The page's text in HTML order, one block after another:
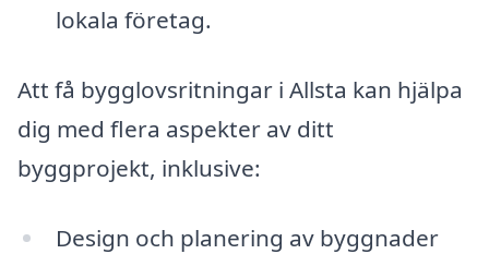
lokala företag.
Att få bygglovsritningar i Allsta kan hjälpa
dig med flera aspekter av ditt
byggprojekt, inklusive:
Design och planering av byggnader